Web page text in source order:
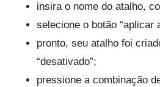
insira o nome do atalho,
selecione o botão “aplicar
pronto, seu atalho foi
“desativado”;
pressione a combinação